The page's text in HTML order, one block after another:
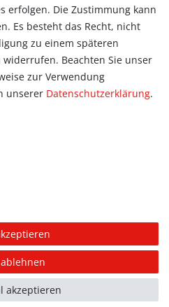
vorbehalten. Sport Hoffmann.
JAKO, erima.
erfolgen. Die Zustimmung kann
Es besteht das Recht, nicht
zu einem späteren
Beachten Sie unser
zur Verwendung
unserer Daten­schutz­erklärung.
akzeptieren